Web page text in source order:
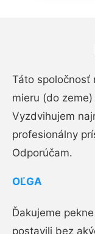
Táto spoločnosť
mieru (do
Vyzdvihujem
profesionálny
Odporúčam.
OĽGA
Ďakujeme
postavili bez